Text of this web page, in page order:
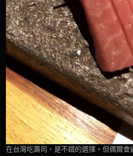
在台灣吃壽司，是不錯的選擇。但偶爾會